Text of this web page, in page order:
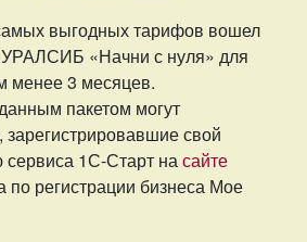
выгодных тарифов вошел
УРАЛСИБ «Начни с нуля» для
менее 3 месяцев.
пакетом могут
свой
1С-Старт насайте
по регистрации бизнеса Мое